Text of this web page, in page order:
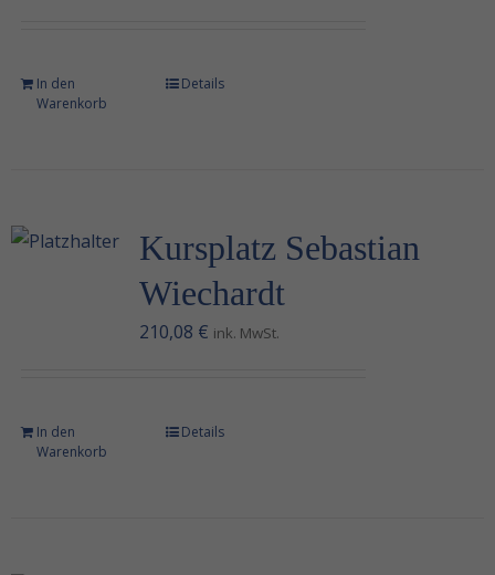
In den
Warenkorb
Details
Kursplatz Sebastian
Wiechardt
210,08 € ink. MwSt.
In den
Warenkorb
Details